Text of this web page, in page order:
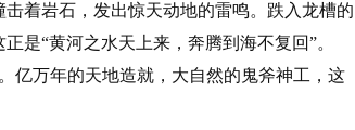
着岩石，发出惊天动地的雷鸣。跌入龙槽的
是“黄河之水天上来，奔腾到海不复回”。
亿万年的天地造就，大自然的鬼斧神工，这